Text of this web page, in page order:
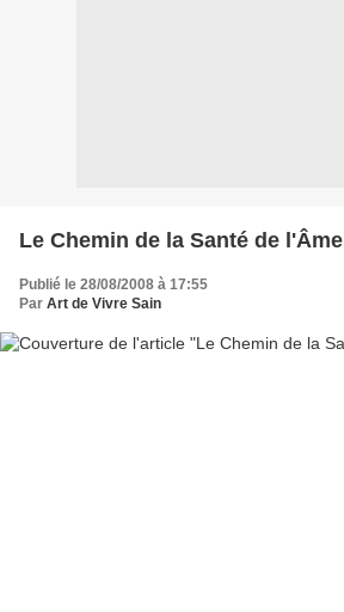
Le Chemin de la Santé de l'Âme
Publié le 28/08/2008 à 17:55
Par Art de Vivre Sain